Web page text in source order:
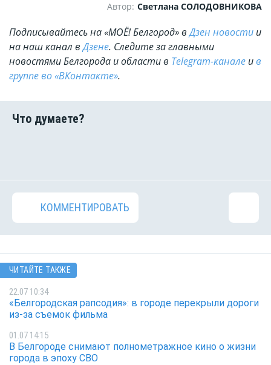
Автор: Светлана СОЛОДОВНИКОВА
Подписывайтесь на «МОЁ! Белгород» вДзен новости и
на наш канал вДзене. Cледите за главными
новостями Белгорода и области в Telegram-канале ив
группе во «ВКонтакте».
КОММЕНТИРОВАТЬ
ЧИТАЙТЕ ТАКЖЕ
22.07 10:34
«Белгородская рапсодия»: в городе перекрыли дороги
из-за съемок фильма
01.07 14:15
В Белгороде снимают полнометражное кино о жизни
города в эпоху СВО